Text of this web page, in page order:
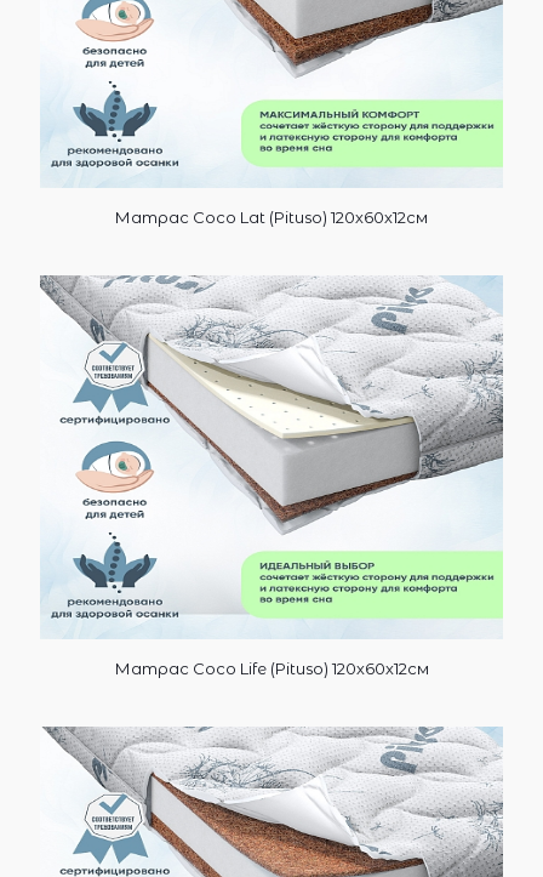
Матрас Coco Lat (Pituso) 120х60х12см
Матрас Coco Life (Pituso) 120х60х12см